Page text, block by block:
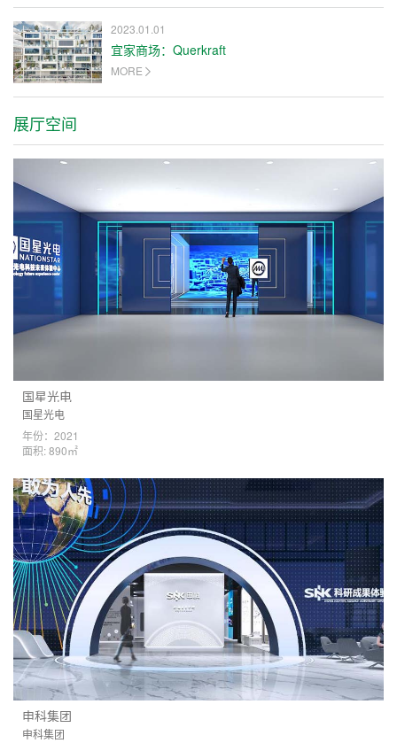
2023.01.01
宜家商场：Querkraft
MORE
展厅空间
国星光电
国星光电
年份：2021
面积: 890㎡
申科集团
申科集团